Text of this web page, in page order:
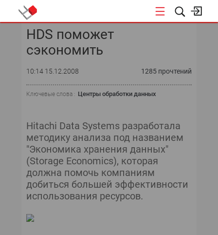
HDS поможет
сэкономить
10:14 15.12.2008 1285 прочтений
Ключевые слова : Центры обработки данных
Hitachi Data Systems разработала
методику анализа под названием
"Экономика хранения данных"
(Storage Economics), которая
должна помочь компаниям
добиться большей эффективности
использования ресурсов.